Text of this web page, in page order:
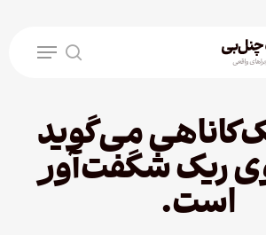
search
Menu
می‌گوید
ریک شگفت‌آور
است.